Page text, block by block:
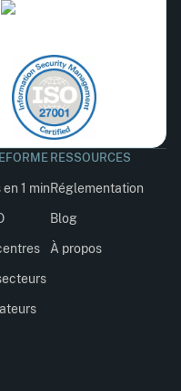
en 1 min
RESSOURCES
Réglementation
Blog
À propos